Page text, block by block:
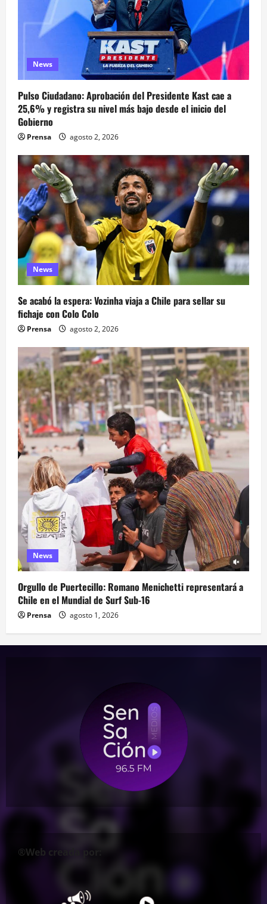
News
Pulso Ciudadano: Aprobación del Presidente Kast cae a
25,6% y registra su nivel más bajo desde el inicio del
Gobierno
Prensa agosto 2, 2026
News
Se acabó la espera: Vozinha viaja a Chile para sellar su
fichaje con Colo Colo
Prensa agosto 2, 2026
News
Orgullo de Puertecillo: Romano Menichetti representará a
Chile en el Mundial de Surf Sub-16
Prensa agosto 1, 2026
®Web creada por: